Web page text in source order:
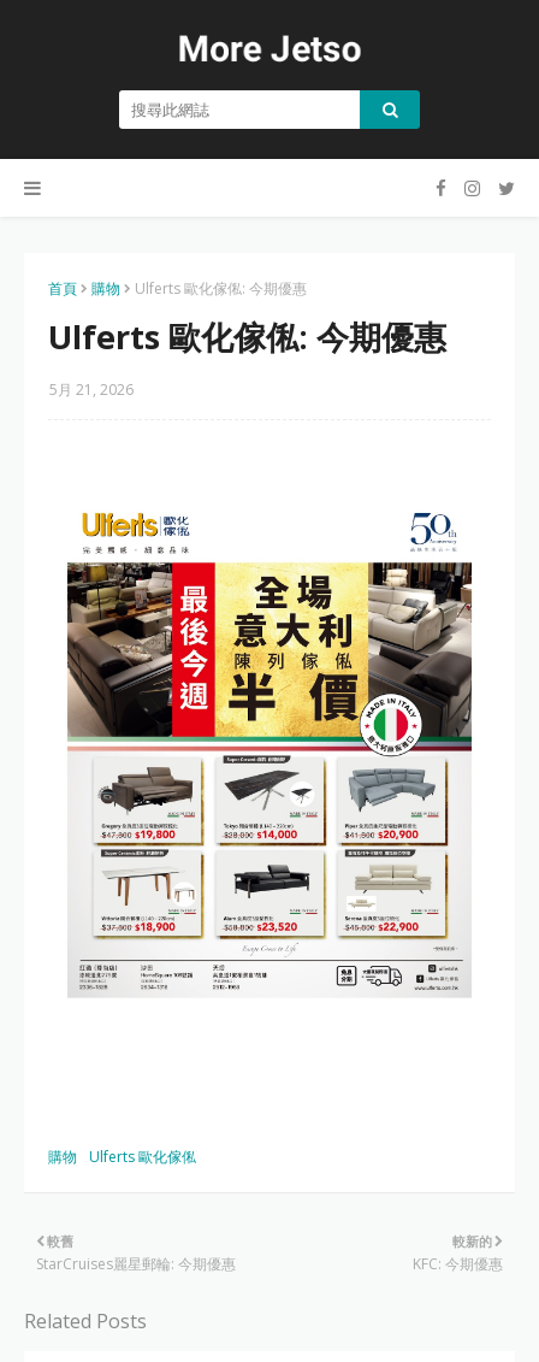
首頁 購物 Ulferts 歐化傢俬: 今期優惠
Ulferts 歐化傢俬: 今期優惠
5月 21, 2026
購物 Ulferts 歐化傢俬
較新的
KFC: 今期優惠
較舊
StarCruises麗星郵輪: 今期優惠
Related Posts